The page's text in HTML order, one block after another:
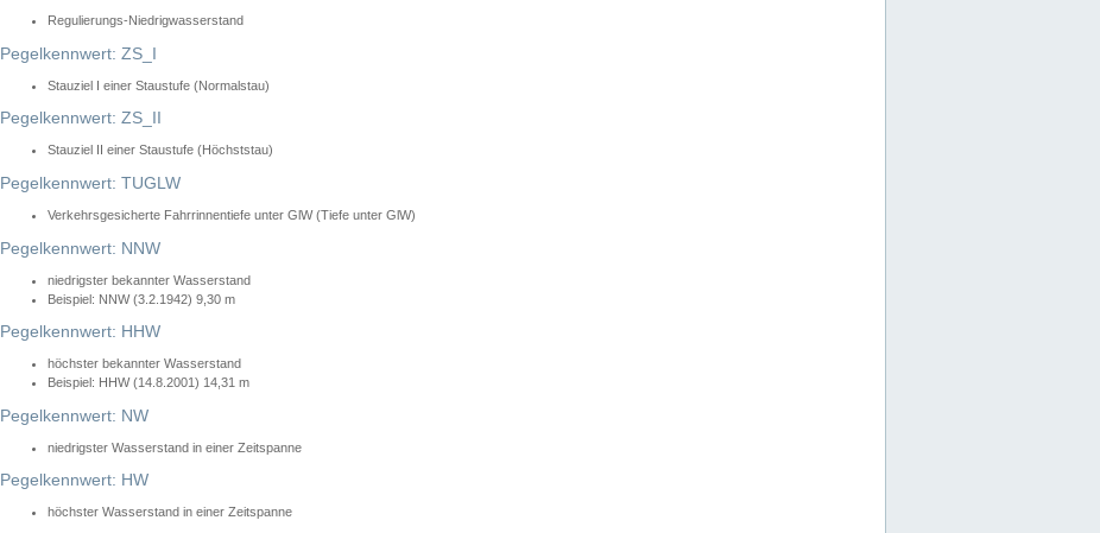
Regulierungs-Niedrigwasserstand
Pegelkennwert: ZS_I
Stauziel I einer Staustufe (Normalstau)
Pegelkennwert: ZS_II
Stauziel II einer Staustufe (Höchststau)
Pegelkennwert: TUGLW
Verkehrsgesicherte Fahrrinnentiefe unter GlW (Tiefe unter GlW)
Pegelkennwert: NNW
niedrigster bekannter Wasserstand
Beispiel: NNW (3.2.1942) 9,30 m
Pegelkennwert: HHW
höchster bekannter Wasserstand
Beispiel: HHW (14.8.2001) 14,31 m
Pegelkennwert: NW
niedrigster Wasserstand in einer Zeitspanne
Pegelkennwert: HW
höchster Wasserstand in einer Zeitspanne